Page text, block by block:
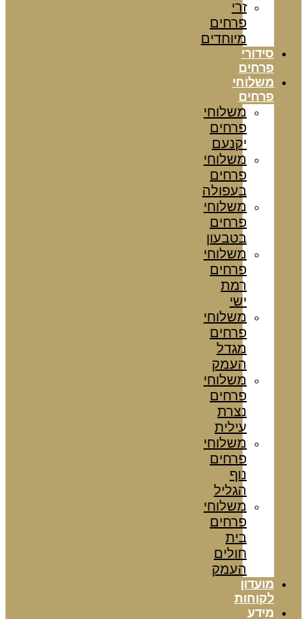
זרי
פרחים
מיוחדים
סידורי
פרחים
משלוחי
פרחים
משלוחי
פרחים
יקנעם
משלוחי
פרחים
בעפולה
משלוחי
פרחים
בטבעון
משלוחי
פרחים
רמת
ישי
משלוחי
פרחים
מגדל
העמק
משלוחי
פרחים
נצרת
עילית
משלוחי
פרחים
נוף
הגליל
משלוחי
פרחים
בית
חולים
העמק
מועדון
לקוחות
מידע